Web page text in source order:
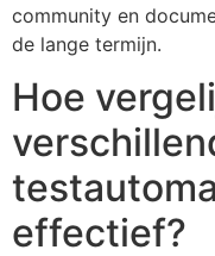
community en
de lange termijn.
Hoe
effectief?